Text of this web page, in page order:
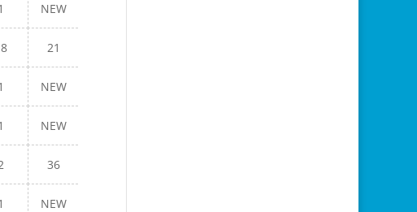
NEW
21
NEW
NEW
36
NEW